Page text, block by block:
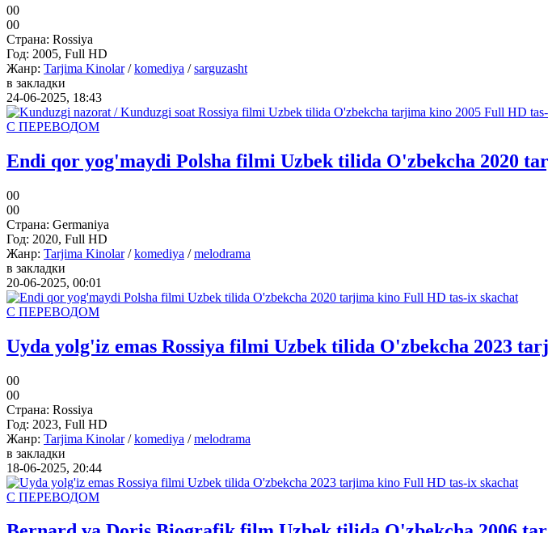
00
00
Страна: Rossiya
Год: 2005, Full HD
Жанр: Tarjima Kinolar/komediya /sarguzasht
в закладки
24-06-2025, 18:43
С ПЕРЕВОДОМ
Endi qor yog'maydi Polsha filmi Uzbek tilida O'zbekcha 2020
00
00
Страна: Germaniya
Год: 2020, Full HD
Жанр: Tarjima Kinolar/komediya /melodrama
в закладки
20-06-2025, 00:01
С ПЕРЕВОДОМ
Uyda yolg'iz emas Rossiya filmi Uzbek tilida O'zbekcha 2023
00
00
Страна: Rossiya
Год: 2023, Full HD
Жанр: Tarjima Kinolar/komediya /melodrama
в закладки
18-06-2025, 20:44
С ПЕРЕВОДОМ